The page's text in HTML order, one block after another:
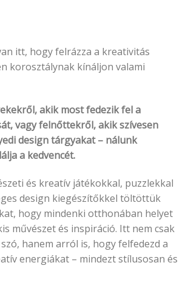
itt, hogy felrázza a kreativitás
korosztálynak kínáljon valami
akik most fedezik fel a
vagy felnőttekről, akik szívesen
design tárgyakat – nálunk
a kedvencét.
és kreatív játékokkal, puzzlekkal
design kiegészítőkkel töltöttük
hogy mindenki otthonában helyet
művészet és inspiráció. Itt nem csak
hanem arról is, hogy felfedezd a
energiákat – mindezt stílusosan és